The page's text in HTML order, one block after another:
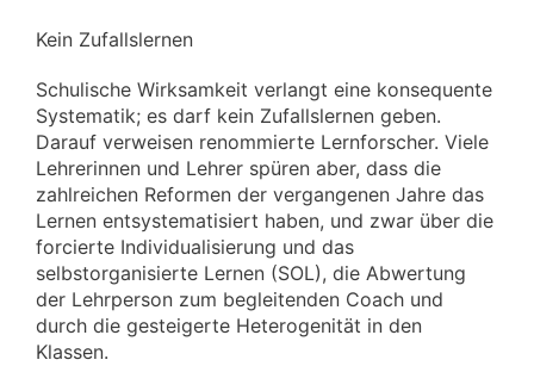
Kein Zufallslernen
Schulische Wirksamkeit verlangt eine konsequente
Systematik; es darf kein Zufallslernen geben.
Darauf verweisen renommierte Lernforscher. Viele
Lehrerinnen und Lehrer spüren aber, dass die
zahlreichen Reformen der vergangenen Jahre das
Lernen entsystematisiert haben, und zwar über die
forcierte Individualisierung und das
selbstorganisierte Lernen (SOL), die Abwertung
der Lehrperson zum begleitenden Coach und
durch die gesteigerte Heterogenität in den
Klassen.